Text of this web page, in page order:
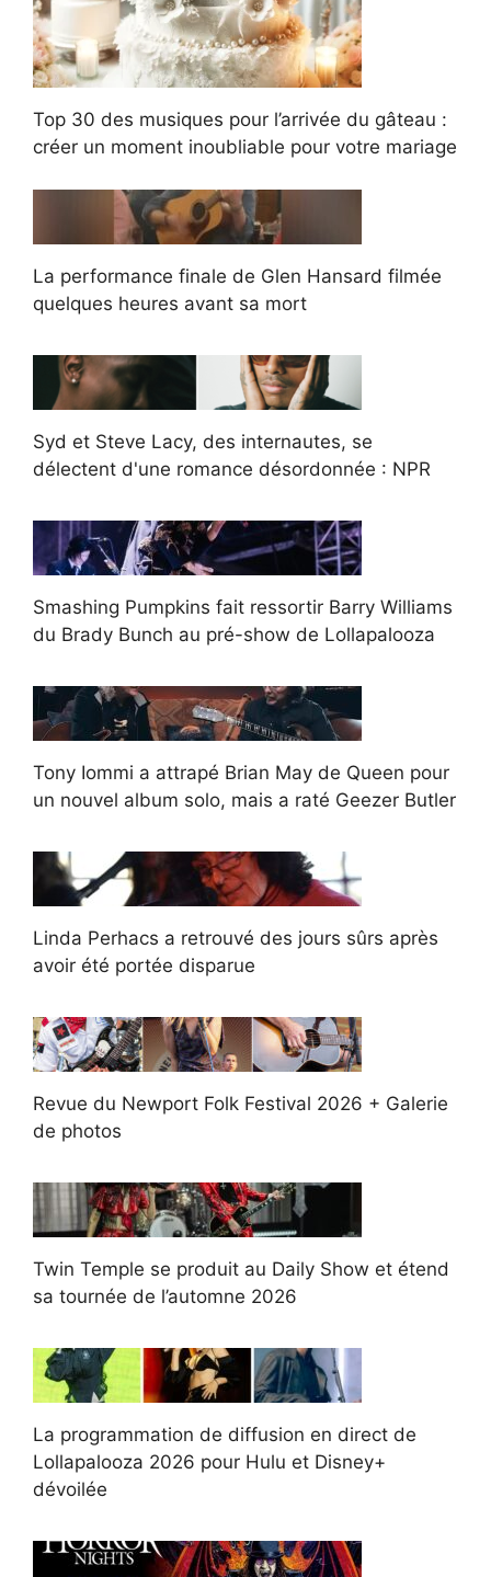
Top 30 des musiques pour l’arrivée du gâteau :
créer un moment inoubliable pour votre mariage
La performance finale de Glen Hansard filmée
quelques heures avant sa mort
Syd et Steve Lacy, des internautes, se
délectent d'une romance désordonnée : NPR
Smashing Pumpkins fait ressortir Barry Williams
du Brady Bunch au pré-show de Lollapalooza
Tony Iommi a attrapé Brian May de Queen pour
un nouvel album solo, mais a raté Geezer Butler
Linda Perhacs a retrouvé des jours sûrs après
avoir été portée disparue
Revue du Newport Folk Festival 2026 + Galerie
de photos
Twin Temple se produit au Daily Show et étend
sa tournée de l’automne 2026
La programmation de diffusion en direct de
Lollapalooza 2026 pour Hulu et Disney+
dévoilée